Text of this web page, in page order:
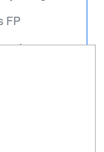
FP